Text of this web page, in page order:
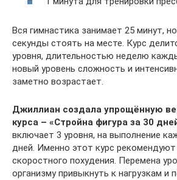
Вся гимнастика занимает 25 минут,
секунды стоять на месте. Курс
уровня, длительностью неделю
новый уровень сложность и
заметно возрастает.
Джиллиан создала упрощённую
курса – «Стройна фигура за 30
включает 3 уровня, на выполнение
дней. Именно этот курс
скоростного похудения. Перемена
организму привыкнуть к нагрузкам и